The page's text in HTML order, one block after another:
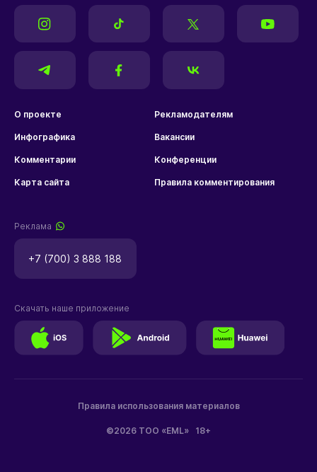
О проекте Рекламодателям
Инфографика Вакансии
Комментарии Конференции
Карта сайта Правила комментирования
Реклама
+7 (700) 3 888 188
©2026 ТОО «EML» 18+
Правила использования материалов
Скачать наше приложение